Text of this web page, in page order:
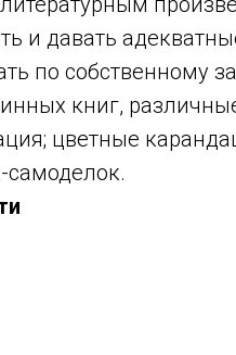
и давать
по собственному
книг,
цветные
самоделок.